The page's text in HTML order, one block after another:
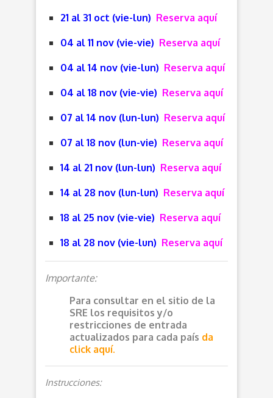
21 al 31 oct (vie-lun) Reserva aquí
04 al 11 nov (vie-vie) Reserva aquí
04 al 14 nov (vie-lun) Reserva aquí
04 al 18 nov (vie-vie) Reserva aquí
07 al 14 nov (lun-lun) Reserva aquí
07 al 18 nov (lun-vie) Reserva aquí
14 al 21 nov (lun-lun) Reserva aquí
14 al 28 nov (lun-lun) Reserva aquí
18 al 25 nov (vie-vie) Reserva aquí
18 al 28 nov (vie-lun) Reserva aquí
Importante:
Para consultar en el sitio de la
SRE los requisitos y/o
restricciones de entrada
actualizados para cada país da
click aquí.
Instrucciones: